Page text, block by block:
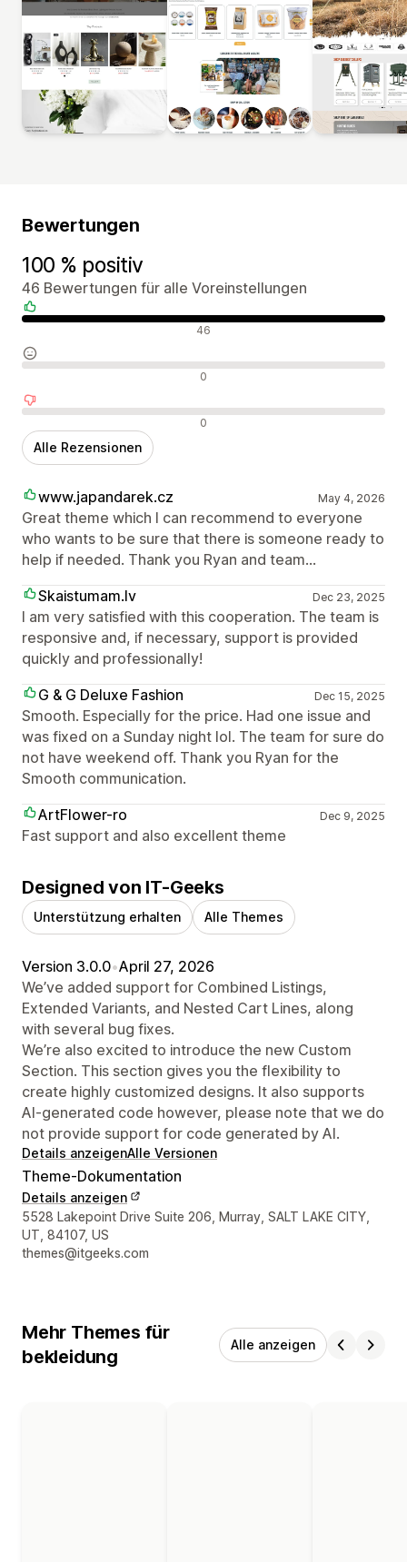
Bewertungen
100 % positiv
46 Bewertungen für alle Voreinstellungen
Positive Bewertungen 46
Neutrale Bewertungen 0
Negative Bewertungen 0
Alle Rezensionen
www.japandarek.cz May 4, 2026
Great theme which I can recommend to everyone
who wants to be sure that there is someone ready to
help if needed. Thank you Ryan and team...
Skaistumam.lv
Dec 23, 2025
I am very satisfied with this cooperation. The team is
responsive and, if necessary, support is provided
quickly and professionally!
G & G Deluxe Fashion
Dec 15, 2025
Smooth. Especially for the price. Had one issue and
was fixed on a Sunday night lol. The team for sure do
not have weekend off. Thank you Ryan for the
Smooth communication.
ArtFlower-ro
Dec 9, 2025
Fast support and also excellent theme
Designed von IT-Geeks
Unterstützung erhalten Alle Themes
Version 3.0.0•April 27, 2026
We’ve added support for Combined Listings,
Extended Variants, and Nested Cart Lines, along
with several bug fixes.
We’re also excited to introduce the new Custom
Section. This section gives you the flexibility to
create highly customized designs. It also supports
AI-generated code however, please note that we do
not provide support for code generated by AI.
Details anzeigenAlle Versionen
Theme-Dokumentation
Details anzeigen
Designer-Kontaktdaten
5528 Lakepoint Drive Suite 206, Murray, SALT LAKE CITY,
UT, 84107, US
themes@itgeeks.com
Mehr Themes für
bekleidung
Alle anzeigen